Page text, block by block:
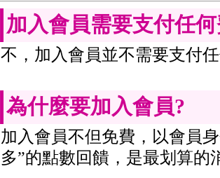
加入會員需要支付任
不，加入會員並不需要支付
為什麼要加入會員?
加入會員不但免費，以會員
多”的點數回饋，是最划算的